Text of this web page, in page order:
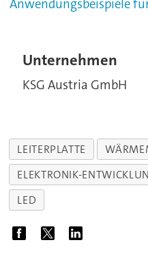
Anwendungsbeispiele
Unternehmen
KSG Austria GmbH
LEITERPLATTE
ELEKTRONIK-
LED